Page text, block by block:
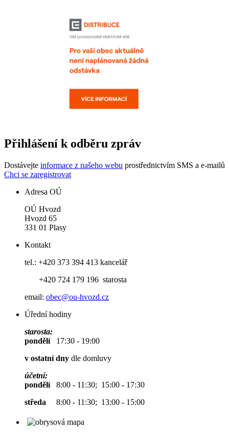
Přihlášení k odběru zpráv
Dostávejte informace z našeho webu prostřednictvím SMS a e-mailů
Chci se zaregistrovat
Adresa OÚ
OÚ Hvozd
Hvozd 65
331 01 Plasy
Kontakt
tel.: +420 373 394 413 kancelář
+420 724 179 196 starosta
email: obec@ou-hvozd.cz
Úřední hodiny
starosta:
pondělí 17:30 - 19:00
v ostatní dny dle domluvy
účetní:
pondělí 8:00 - 11:30; 15:00 - 17:30
středa 8:00 - 11:30; 13:00 - 15:00